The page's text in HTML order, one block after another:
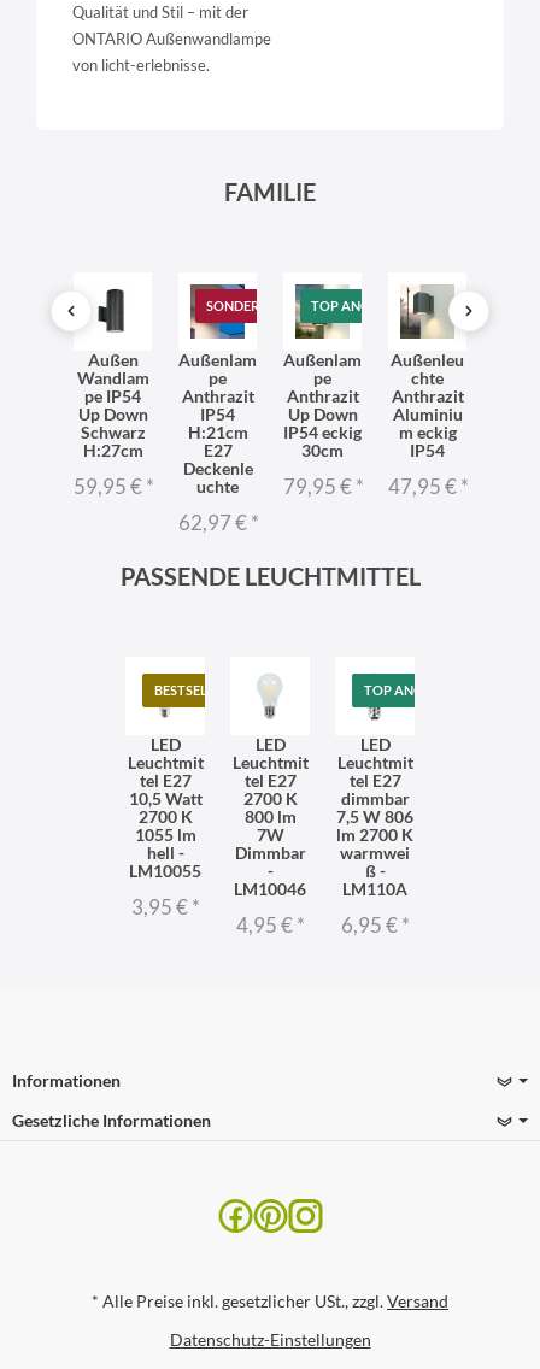
Qualität und Stil – mit der
ONTARIO Außenwandlampe
von licht-erlebnisse.
FAMILIE
Außen
Wandlam
pe IP54
Up Down
Schwarz
H:27cm
59,95 €*
SONDERANGEBOT
Außenlam
pe
Anthrazit
IP54
H:21cm
E27
Deckenle
uchte
62,97 €*
TOP ANGEBOT
Außenlam
pe
Anthrazit
Up Down
IP54 eckig
30cm
79,95 €*
Außenleu
chte
Anthrazit
Aluminiu
m eckig
IP54
47,95 €*
PASSENDE LEUCHTMITTEL
BESTSELLER
LED
Leuchtmit
tel E27
10,5 Watt
2700 K
1055 lm
hell -
LM10055
3,95 €*
LED
Leuchtmit
tel E27
2700 K
800 lm
7W
Dimmbar
-
LM10046
4,95 €*
TOP ANGEBOT
LED
Leuchtmit
tel E27
dimmbar
7,5 W 806
lm 2700 K
warmwei
ß -
LM110A
6,95 €*
Informationen
Gesetzliche Informationen
* Alle Preise inkl. gesetzlicher USt., zzgl.Versand
Datenschutz-Einstellungen